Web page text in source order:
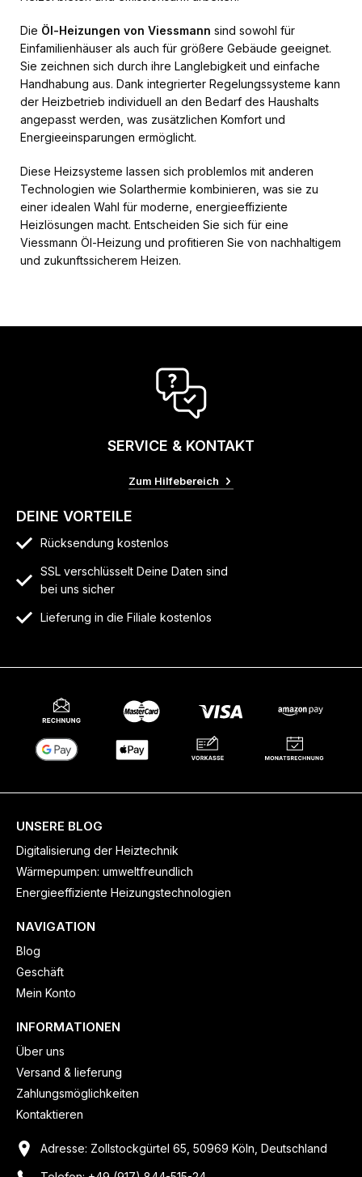
Die Öl-Heizungen von Viessmann sind sowohl für
Einfamilienhäuser als auch für größere Gebäude geeignet.
Sie zeichnen sich durch ihre Langlebigkeit und einfache
Handhabung aus. Dank integrierter Regelungssysteme kann
der Heizbetrieb individuell an den Bedarf des Haushalts
angepasst werden, was zusätzlichen Komfort und
Energieeinsparungen ermöglicht.
Diese Heizsysteme lassen sich problemlos mit anderen
Technologien wie Solarthermie kombinieren, was sie zu
einer idealen Wahl für moderne, energieeffiziente
Heizlösungen macht. Entscheiden Sie sich für eine
Viessmann Öl-Heizung und profitieren Sie von nachhaltigem
und zukunftssicherem Heizen.
SERVICE & KONTAKT
Zum Hilfebereich
DEINE VORTEILE
Rücksendung kostenlos
SSL verschlüsselt Deine Daten sind
bei uns sicher
Lieferung in die Filiale kostenlos
UNSERE BLOG
Digitalisierung der Heiztechnik
Wärmepumpen: umweltfreundlich
Energieeffiziente Heizungstechnologien
NAVIGATION
Blog
Geschäft
Mein Konto
INFORMATIONEN
Über uns
Versand & lieferung
Zahlungsmöglichkeiten
Kontaktieren
Adresse: Zollstockgürtel 65, 50969 Köln, Deutschland